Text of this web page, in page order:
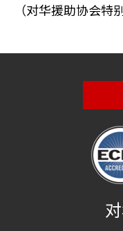
（对华援助协会特